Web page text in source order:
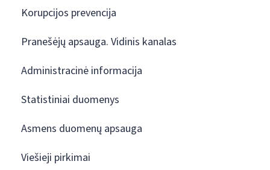
Korupcijos prevencija
Pranešėjų apsauga. Vidinis kanalas
Administracinė informacija
Statistiniai duomenys
Asmens duomenų apsauga
Viešieji pirkimai